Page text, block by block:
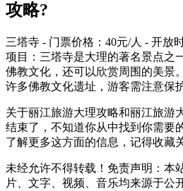
攻略?
三塔寺 - 门票价格：40元/人 - 开放
项目：三塔寺是大理的著名景点之
佛教文化，还可以欣赏周围的美景
许多佛教文化遗址，游客需注意保
关于丽江旅游大理攻略和丽江旅游
结束了，不知道你从中找到你需要
了解更多这方面的信息，记得收藏
未经允许不得转载！免责声明：本
片、文字、视频、音乐均来源于公